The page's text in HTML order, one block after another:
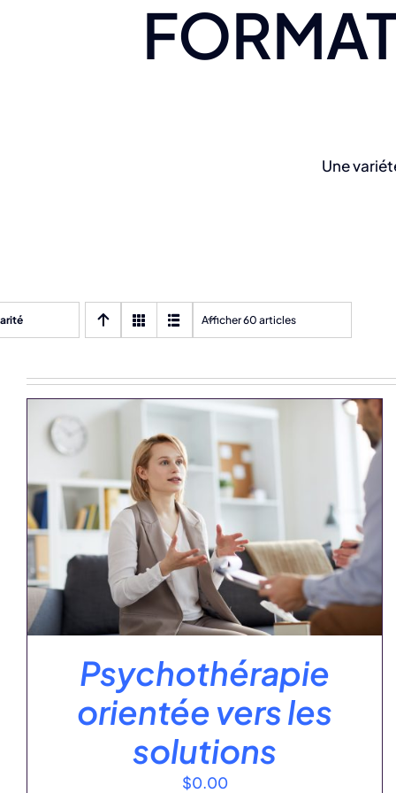
Une
Afficher 60 articles
Psychothérapie
orientée vers les
solutions
$0.00
AJOUTER AU PANIER DÉTAILS